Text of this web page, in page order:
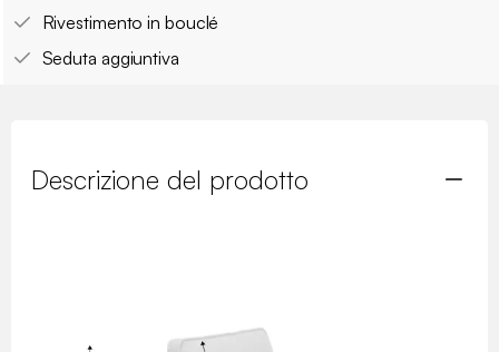
Rivestimento in bouclé
Seduta aggiuntiva
Descrizione del prodotto